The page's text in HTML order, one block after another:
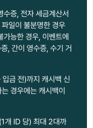
증, 전자 세금계산서
일이 불분명한 경우
능한 경우, 이벤트에
, 간이 영수증, 수기 거
금 전)까지 캐시백 신
경우에는 캐시백이
개 ID 당) 최대 2대까